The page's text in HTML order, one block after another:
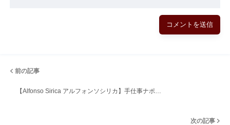
前の記事
【Alfonso Sirica アルフォンソシリカ】手仕事ナポ…
次の記事